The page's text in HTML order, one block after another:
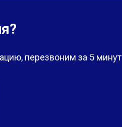
перезвоним за 5 минут